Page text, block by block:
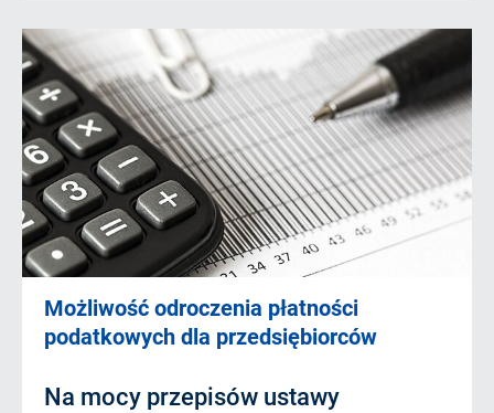
Możliwość odroczenia płatności
podatkowych dla przedsiębiorców
Na mocy przepisów ustawy